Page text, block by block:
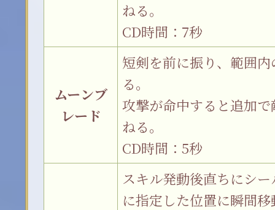
ねる。
CD時間：7秒
ムーンブ
レード
短剣を前に振り、範囲
る。
攻撃が命中すると追加
ねる。
CD時間：5秒
スキル発動後直ちにシ
に指定した位置に瞬間